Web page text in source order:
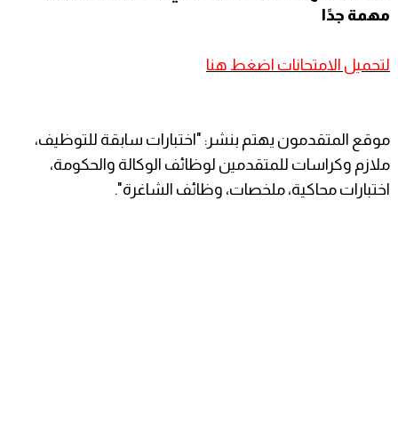
مهمة جدًا
لتحميل الامتحانات اضغط هنا
موقع المتقدمون يهتم بنشر: "اختبارات سابقة للتوظيف،
ملازم وكراسات للمتقدمين لوظائف الوكالة والحكومة،
اختبارات محاكية، ملخصات، وظائف الشاغرة".